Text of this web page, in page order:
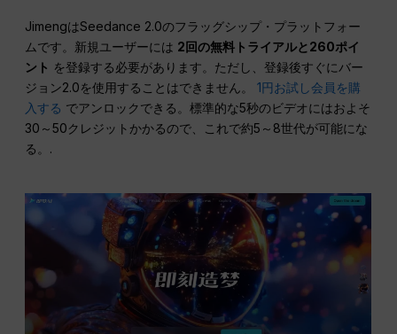
JimengはSeedance 2.0のフラッグシップ・プラットフォー
ムです。新規ユーザーには 2回の無料トライアルと260ポイ
ント を登録する必要があります。ただし、登録後すぐにバー
ジョン2.0を使用することはできません。1円お試し会員を購
入する でアンロックできる。標準的な5秒のビデオにはおよそ
30～50クレジットかかるので、これで約5～8世代が可能にな
る。.